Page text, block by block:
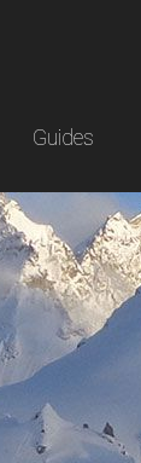
Guides